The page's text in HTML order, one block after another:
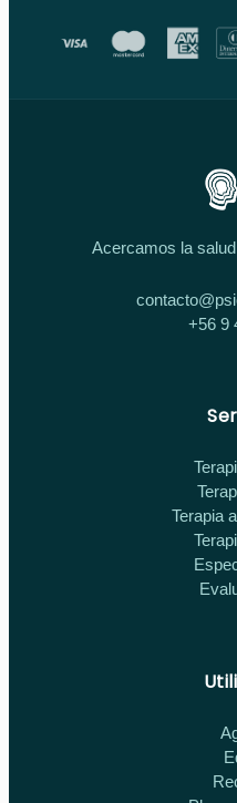
Acercamos la
+56 9
Terapia